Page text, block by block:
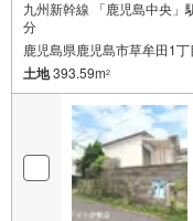
九州新幹線 「鹿児島中央」
分
鹿児島県鹿児島市草牟田1丁
土地393.59m2